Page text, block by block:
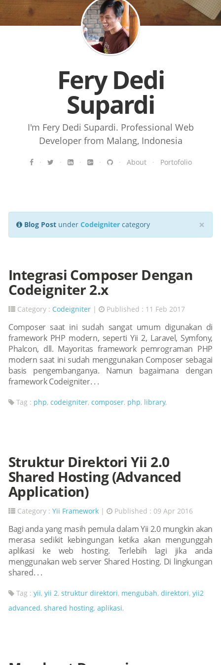
Fery Dedi
Supardi
I'm Fery Dedi Supardi. Professional Web
Developer from Malang, Indonesia
· · · · · About· Portofolio
×
Blog Post under Codeigniter category
Integrasi Composer Dengan
Codeigniter 2.x
Category : Codeigniter | Published : 11 Feb 2017
Composer saat ini sudah sangat umum digunakan di
framework PHP modern, seperti Yii 2, Laravel, Symfony,
Phalcon, dll. Mayoritas framework pemrograman PHP
modern saat ini sudah menggunakan Composer sebagai
basis pengembanganya. Namun bagaimana dengan
framework Codeigniter. . .
Tag : php, codeigniter, composer, php, library,
Struktur Direktori Yii 2.0
Shared Hosting (Advanced
Application)
Category : Yii Framework | Published : 09 Apr 2016
Bagi anda yang masih pemula dalam Yii 2.0 mungkin akan
merasa sedikit kebingungan ketika akan mengunggah
aplikasi ke web hosting. Terlebih lagi jika anda
menggunakan web server Shared Hosting. Di lingkungan
shared. . .
Tag : yii, yii 2, struktur direktori, mengubah, direktori, yii2
advanced, shared hosting, aplikasi,